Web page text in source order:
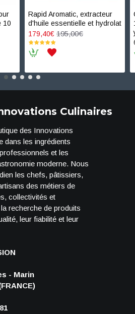
10
Rapid Aromatic, extracteur
d'huile essentielle et hydrolat
179,40€ 195,00€
Culinaires
des Innovations
dans les ingrédients
et les
moderne. Nous
les chefs, pâtissiers,
des métiers de
collectivités et
recherche de produits
leur fiabilité et leur
- Marin